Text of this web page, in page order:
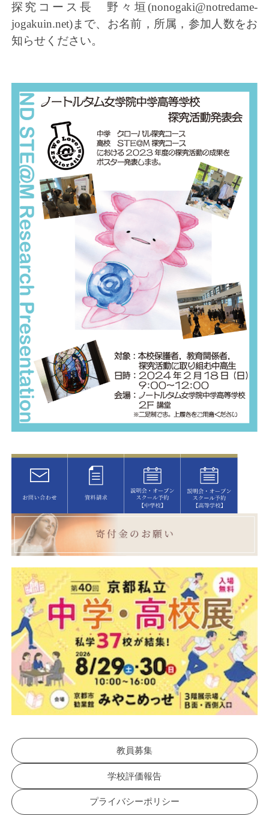
探究コース長 野々垣(nonogaki@notredame-
jogakuin.net)まで、お名前，所属， 参加人数をお
知らせください。
教員募集
学校評価報告
プライバシーポリシー